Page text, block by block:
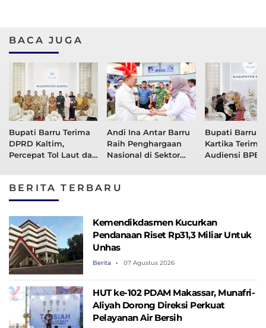
BACA JUGA
Bupati Barru Terima
DPRD Kaltim,
Percepat Tol Laut dan
Kawasan Penyangga
IKN
Andi Ina Antar Barru
Raih Penghargaan
Nasional di Sektor
Bupati Barru
Kartika Terima
Audiensi
BERITA TERBARU
Kemendikdasmen Kucurkan
Pendanaan Riset Rp31,3 Miliar Untuk
Unhas
Berita 07 Agustus 2026
HUT ke-102 PDAM Makassar, Munafri-
Aliyah Dorong Direksi Perkuat
Pelayanan Air Bersih